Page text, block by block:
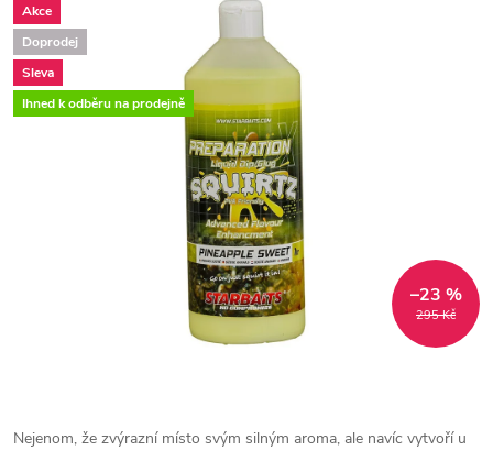
Akce
Doprodej
Sleva
Ihned k odběru na prodejně
295 Kč
–23 %
Nejenom, že zvýrazní místo svým silným aroma, ale navíc vytvoří u